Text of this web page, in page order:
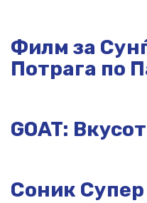
Филм за
Потрага по
GOAT:
Соник